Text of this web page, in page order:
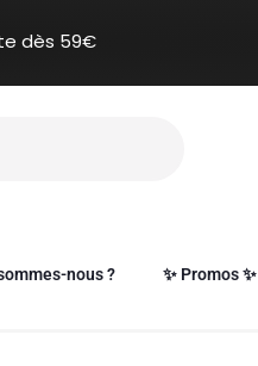
dès 59€
nous ? ✨ Promos ✨